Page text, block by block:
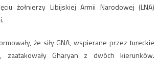
żołnierzy Libijskiej Armii Narodowej (LNA)
że siły GNA, wspierane przez tureckie
zaatakowały Gharyan z dwóch kierunków.